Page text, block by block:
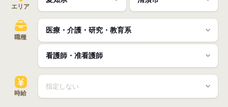
エリア
職種
時給